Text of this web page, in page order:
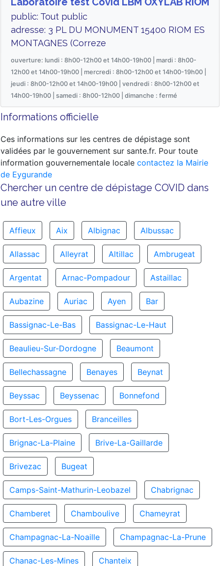
public: Tout public
adresse: 3 PL DU MONUMENT 15400 RIOM ES
MONTAGNES (Correze
ouverture: lundi : 8h00-12h00 et 14h00-19h00 | mardi : 8h00-
12h00 et 14h00-19h00 | mercredi : 8h00-12h00 et 14h00-19h00 |
jeudi : 8h00-12h00 et 14h00-19h00 | vendredi : 8h00-12h00 et
14h00-19h00 | samedi : 8h00-12h00 | dimanche : fermé
Informations officielle
Ces informations sur les centres de dépistage sont
validées par le gouvernement sur sante.fr. Pour toute
information gouvernementale locale contactez la Mairie
de Eygurande
Chercher un centre de dépistage COVID dans
une autre ville
Affieux Aix Albignac Albussac
Allassac Alleyrat Altillac Ambrugeat
Argentat Arnac-Pompadour Astaillac
Aubazine Auriac Ayen Bar
Bassignac-Le-Bas Bassignac-Le-Haut
Beaulieu-Sur-Dordogne Beaumont
Bellechassagne Benayes Beynat
Beyssac Beyssenac Bonnefond
Bort-Les-Orgues Branceilles
Brignac-La-Plaine Brive-La-Gaillarde
Brivezac Bugeat
Camps-Saint-Mathurin-Leobazel Chabrignac
Chamberet Chamboulive Chameyrat
Champagnac-La-Noaille Champagnac-La-Prune
Chanac-Les-Mines Chanteix